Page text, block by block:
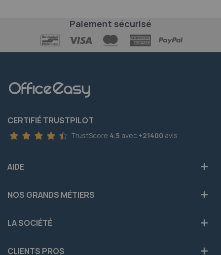
Paiement sécurisé
CERTIFIÉ TRUSTPILOT
TrustScore 4.5 avec +21400 avis
AIDE
NOS GRANDS MÉTIERS
LA SOCIÉTÉ
CLIENTS PROS